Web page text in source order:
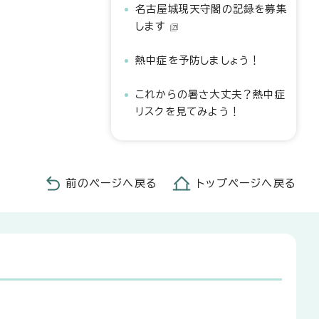
名古屋城現天守閣の記録を募集
します
熱中症を予防しましょう！
これからの暑さ大丈夫？熱中症
リスクを見てみよう！
前のページへ戻る トップページへ戻る